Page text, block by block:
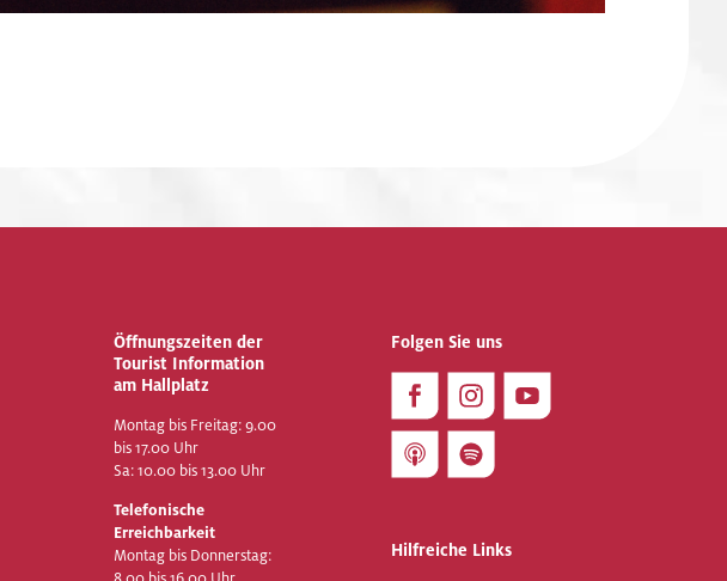
Öffnungszeiten der
Tourist Information
am Hallplatz
Montag bis Freitag: 9.00
bis 17.00 Uhr
Sa: 10.00 bis 13.00 Uhr
Telefonische
Erreichbarkeit
Montag bis Donnerstag:
Folgen Sie uns
Hilfreiche Links